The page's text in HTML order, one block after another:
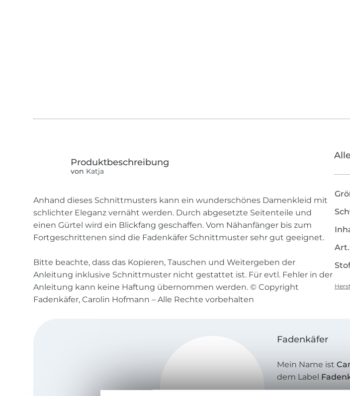
von Katja
Anhand dieses Schnittmusters kann ein wunderschönes Damenkleid mit
schlichter Eleganz vernäht werden. Durch abgesetzte Seitenteile und
einen Gürtel wird ein Blickfang geschaffen. Vom Nähanfänger bis zum
Fortgeschrittenen sind die Fadenkäfer Schnittmuster sehr gut geeignet.
Bitte beachte, dass das Kopieren, Tauschen und Weitergeben der
Anleitung inklusive Schnittmuster nicht gestattet ist. Für evtl. Fehler in der
Anleitung kann keine Haftung übernommen werden. © Copyright
Fadenkäfer, Carolin Hofmann – Alle Rechte vorbehalten
Fadenkäfer
Mein Name ist
dem Label